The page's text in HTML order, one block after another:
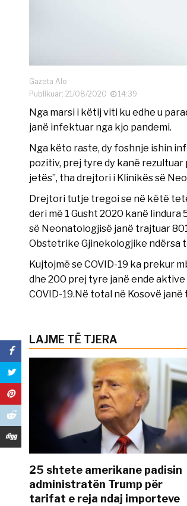
Gazeta Alo
Publikuar: 21/08/2020
14:39
Nga marsi i këtij viti ku edhe u
janë infektuar nga kjo pandemi.
Nga këto raste, dy foshnje ishin
pozitiv, prej tyre dy kanë rezultuar
jetës”, tha drejtori i Klinikës së
Drejtori tutje tregoi se në këtë
deri më 1 Gusht 2020 kanë
së Neonatologjisë janë trajtuar
Obstetrike Gjinekologjike ndërsa
Kujtojmë se COVID-19 ka prekur
dhe 200 prej tyre janë ende
COVID-19.Në total në Kosovë
LAJME TË TJERA
25 shtete amerikane padisin
administratën Trump për
tarifat e reja ndaj importeve